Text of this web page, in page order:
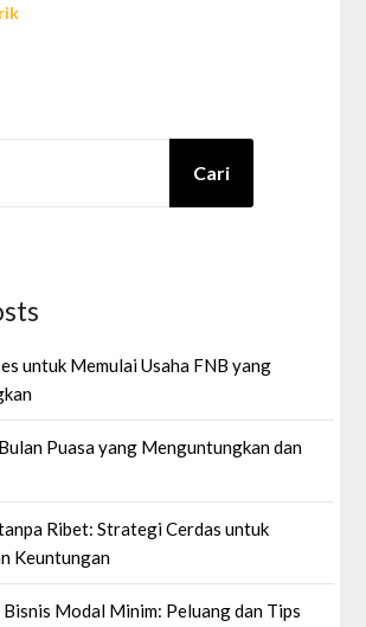
Cari
untuk Memulai Usaha FNB yang
Puasa yang Menguntungkan dan
Ribet: Strategi Cerdas untuk
Keuntungan
Modal Minim: Peluang dan Tips